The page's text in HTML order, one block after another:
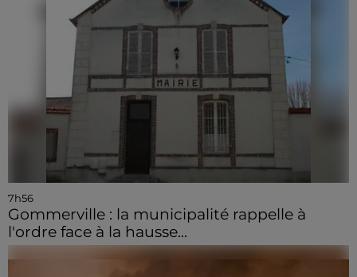
7h56
Gommerville : la municipalité rappelle à
l'ordre face à la hausse...